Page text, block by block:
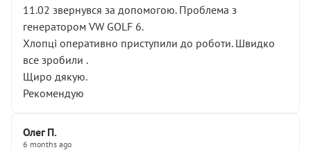
11.02 звернувся за допомогою. Проблема з
генератором VW GOLF 6.
Хлопці оперативно приступили до роботи. Швидко
все зробили .
Щиро дякую.
Рекомендую
Олег П.
6 months ago